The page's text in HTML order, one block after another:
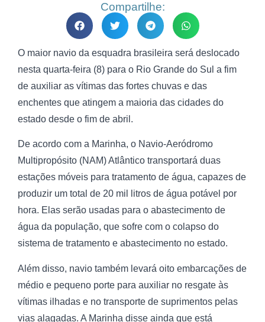
Compartilhe:
O maior navio da esquadra brasileira será deslocado
nesta quarta-feira (8) para o Rio Grande do Sul a fim
de auxiliar as vítimas das fortes chuvas e das
enchentes que atingem a maioria das cidades do
estado desde o fim de abril.
De acordo com a Marinha, o Navio-Aeródromo
Multipropósito (NAM) Atlântico transportará duas
estações móveis para tratamento de água, capazes de
produzir um total de 20 mil litros de água potável por
hora. Elas serão usadas para o abastecimento de
água da população, que sofre com o colapso do
sistema de tratamento e abastecimento no estado.
Além disso, navio também levará oito embarcações de
médio e pequeno porte para auxiliar no resgate às
vítimas ilhadas e no transporte de suprimentos pelas
vias alagadas. A Marinha disse ainda que está